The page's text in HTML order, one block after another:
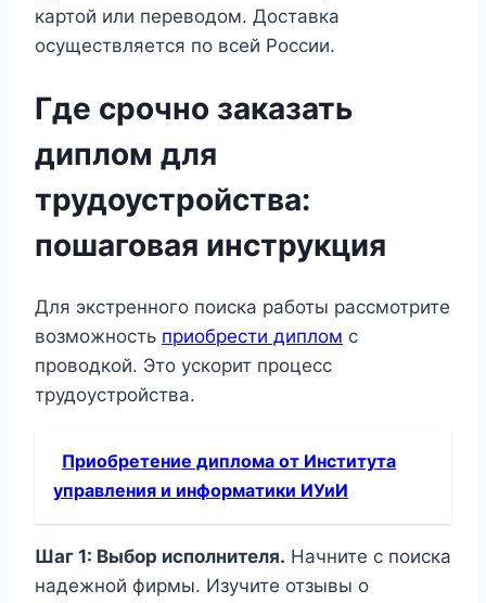
картой или переводом. Доставка
осуществляется по всей России.
Где срочно заказать
диплом для
трудоустройства:
пошаговая инструкция
Для экстренного поиска работы рассмотрите
возможность приобрести диплом с
проводкой. Это ускорит процесс
трудоустройства.
Приобретение диплома от Института
управления и информатики ИУиИ
Шаг 1: Выбор исполнителя. Начните с поиска
надежной фирмы. Изучите отзывы о